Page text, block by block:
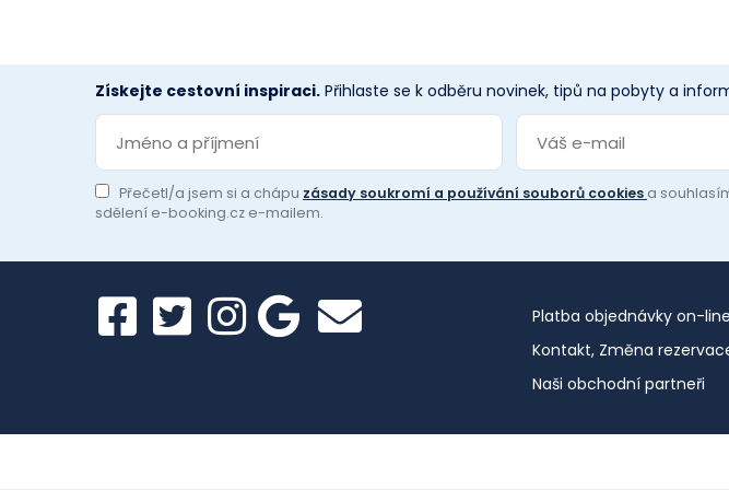
Získejte cestovní inspiraci. Přihlaste se k odběru novinek, tipů na pobyty a
Přečetl/a jsem si a chápu zásady soukromí a používání souborů cookies a
sdělení e-booking.cz e-mailem.
Platba objednávky on-line
Kontakt, Změna
Naši obchodní partneři